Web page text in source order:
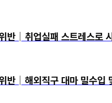
│취업실패 스트레스로
│해외직구 대마 밀수입